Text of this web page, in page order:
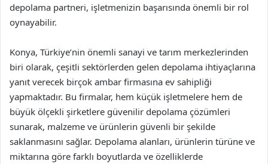
depolama partneri, işletmenizin başarısında önemli bir rol
oynayabilir.
Konya, Türkiye’nin önemli sanayi ve tarım merkezlerinden
biri olarak, çeşitli sektörlerden gelen depolama ihtiyaçlarına
yanıt verecek birçok ambar firmasına ev sahipliği
yapmaktadır. Bu firmalar, hem küçük işletmelere hem de
büyük ölçekli şirketlere güvenilir depolama çözümleri
sunarak, malzeme ve ürünlerin güvenli bir şekilde
saklanmasını sağlar. Depolama alanları, ürünlerin türüne ve
miktarına göre farklı boyutlarda ve özelliklerde